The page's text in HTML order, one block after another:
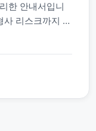
한 안내서입니
리스크까지 한